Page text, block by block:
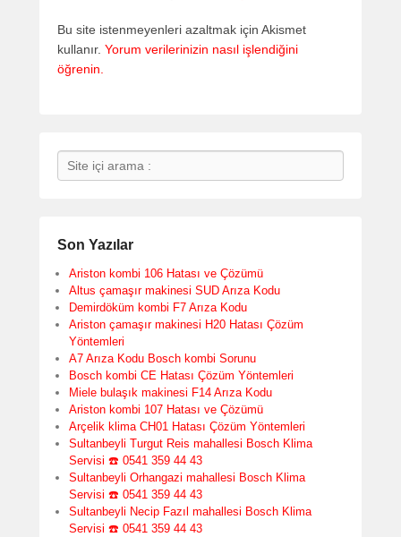
Bu site istenmeyenleri azaltmak için Akismet
kullanır. Yorum verilerinizin nasıl işlendiğini
öğrenin.
Search
Son Yazılar
Ariston kombi 106 Hatası ve Çözümü
Altus çamaşır makinesi SUD Arıza Kodu
Demirdöküm kombi F7 Arıza Kodu
Ariston çamaşır makinesi H20 Hatası Çözüm
Yöntemleri
A7 Arıza Kodu Bosch kombi Sorunu
Bosch kombi CE Hatası Çözüm Yöntemleri
Miele bulaşık makinesi F14 Arıza Kodu
Ariston kombi 107 Hatası ve Çözümü
Arçelik klima CH01 Hatası Çözüm Yöntemleri
Sultanbeyli Turgut Reis mahallesi Bosch Klima
Servisi ☎️ 0541 359 44 43
Sultanbeyli Orhangazi mahallesi Bosch Klima
Servisi ☎️ 0541 359 44 43
Sultanbeyli Necip Fazıl mahallesi Bosch Klima
Servisi ☎️ 0541 359 44 43